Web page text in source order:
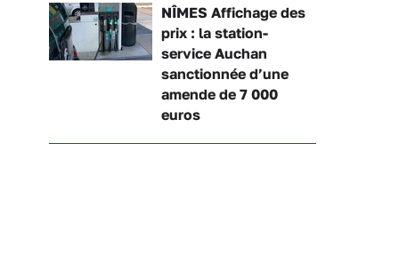
NÎMES Affichage des
prix : la station-
service Auchan
sanctionnée d’une
amende de 7 000
euros